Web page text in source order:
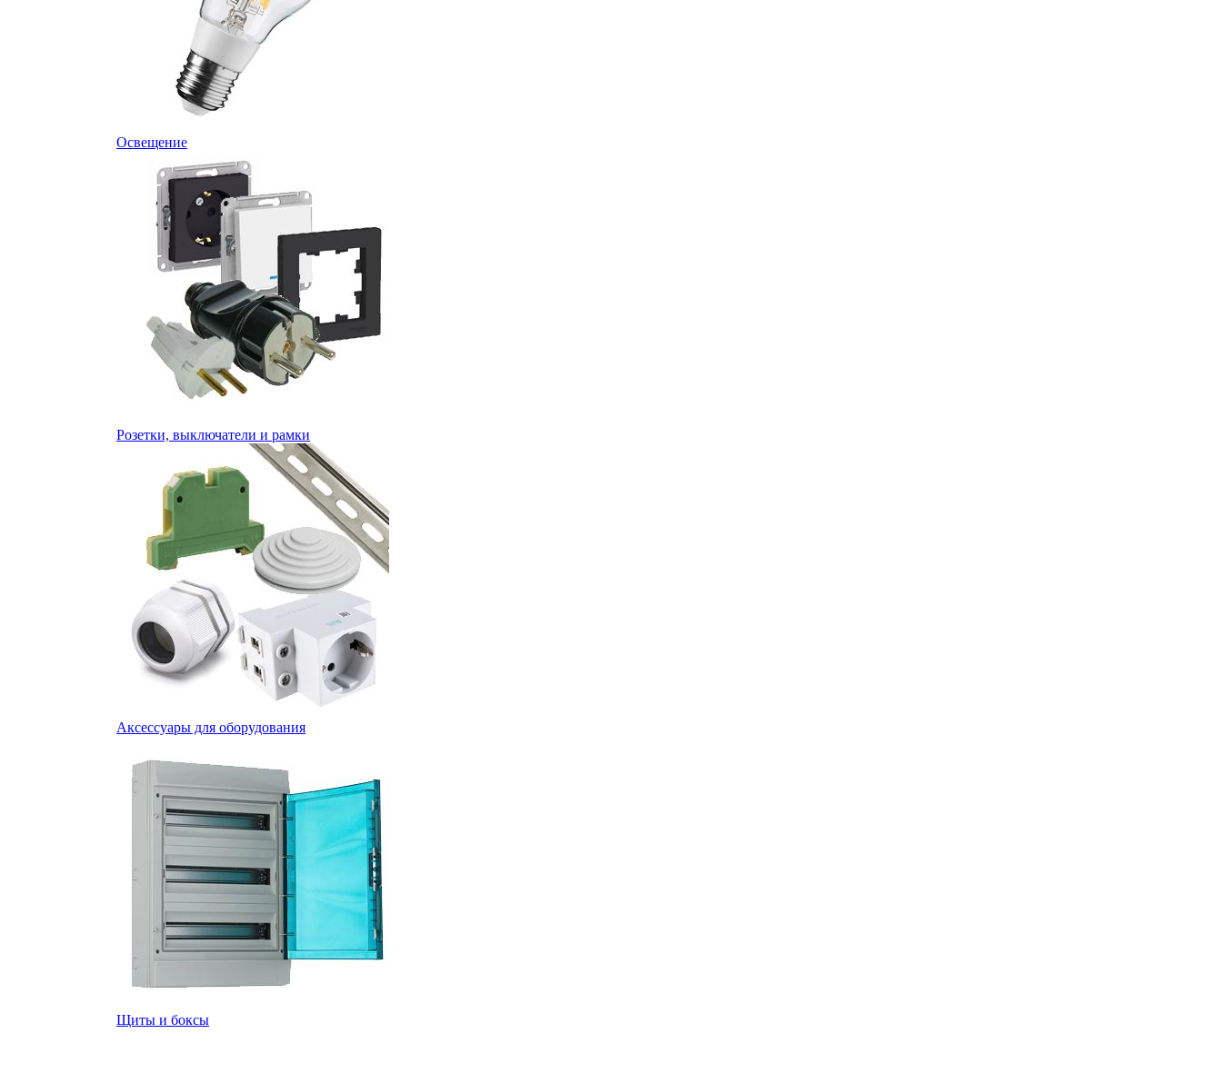
Освещение
Розетки, выключатели и рамки
Аксессуары для оборудования
Щиты и боксы